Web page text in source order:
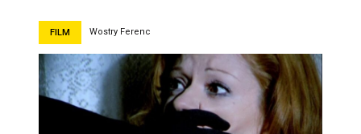
FILM Wostry Ferenc